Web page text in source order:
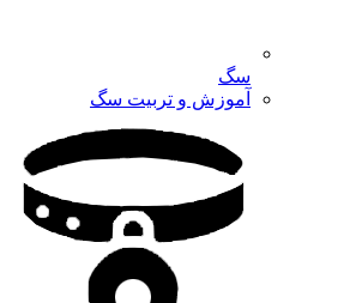
سگ
آموزش و تربیت سگ